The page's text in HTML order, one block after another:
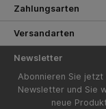
Zahlungsarten
Versandarten
Newsletter
Abonnieren Sie
Newsletter und Sie
neue